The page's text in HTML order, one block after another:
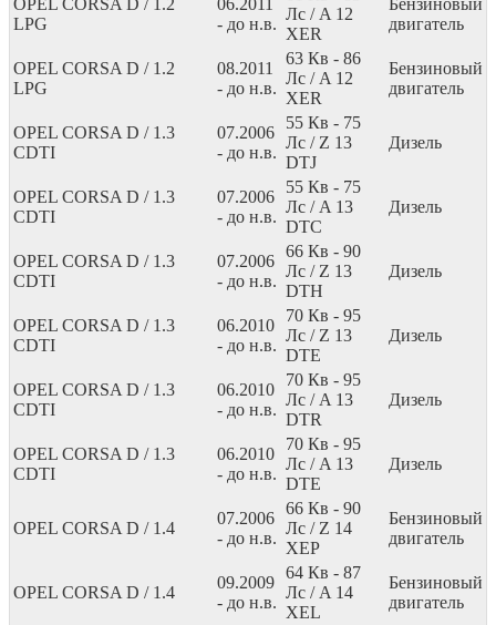
LPG
- до н.в.
Лс / A 12
XER
двигатель
OPEL CORSA D / 1.2
LPG
08.2011
- до н.в.
63 Кв - 86
Лс / A 12
XER
Бензиновый
двигатель
OPEL CORSA D / 1.3
CDTI
07.2006
- до н.в.
55 Кв - 75
Лс / Z 13
DTJ
Дизель
OPEL CORSA D / 1.3
CDTI
07.2006
- до н.в.
55 Кв - 75
Лс / A 13
DTC
Дизель
OPEL CORSA D / 1.3
CDTI
07.2006
- до н.в.
66 Кв - 90
Лс / Z 13
DTH
Дизель
OPEL CORSA D / 1.3
CDTI
06.2010
- до н.в.
70 Кв - 95
Лс / Z 13
DTE
Дизель
OPEL CORSA D / 1.3
CDTI
06.2010
- до н.в.
70 Кв - 95
Лс / A 13
DTR
Дизель
OPEL CORSA D / 1.3
CDTI
06.2010
- до н.в.
70 Кв - 95
Лс / A 13
DTE
Дизель
OPEL CORSA D / 1.4
07.2006
- до н.в.
66 Кв - 90
Лс / Z 14
XEP
Бензиновый
двигатель
OPEL CORSA D / 1.4
09.2009
- до н.в.
64 Кв - 87
Лс / A 14
XEL
Бензиновый
двигатель